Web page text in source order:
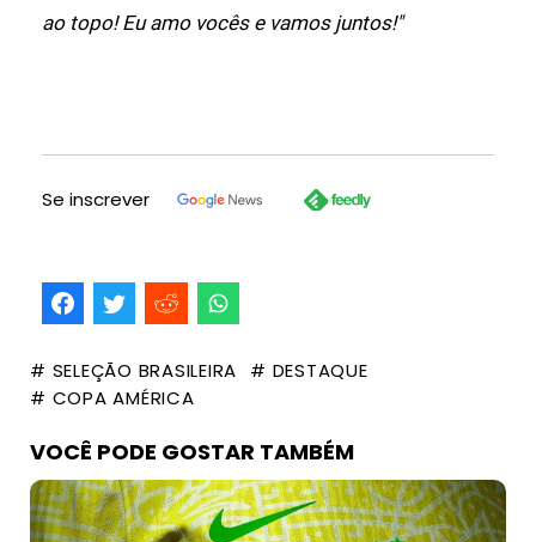
ao topo! Eu amo vocês e vamos juntos!"
Se inscrever
# SELEÇÃO BRASILEIRA
# DESTAQUE
# COPA AMÉRICA
VOCÊ PODE GOSTAR TAMBÉM